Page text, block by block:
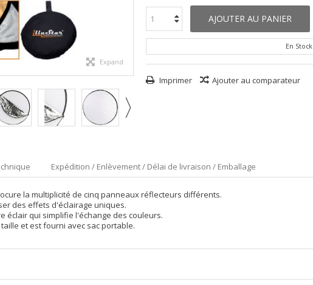
Expand
AJOUTER AU PANIER
En Stock
Imprimer Ajouter au comparateur
Expédition / Enlèvement / Délai de livraison / Emballage
la multiplicité de cinq panneaux réflecteurs différents.
des effets d'éclairage uniques.
éclair qui simplifie l'échange des couleurs.
et est fourni avec sac portable.